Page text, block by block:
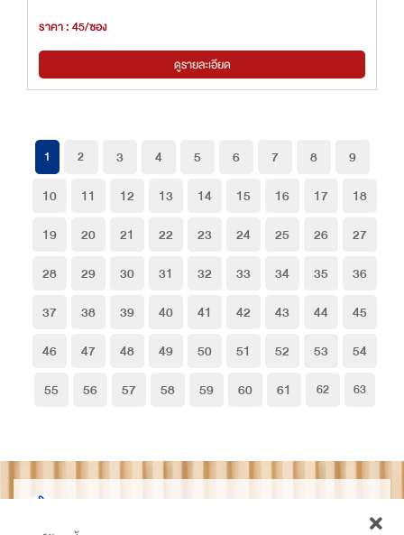
ราคา : 45/ซอง
ดูรายละเอียด
1 2 3 4 5 6 7 8
9
10
11 12 13 14 15 16 17
18
19
20 21 22 23 24 25 26
27
28
29 30 31 32 33 34 35
36
37
38 39 40 41 42 43 44
45
46
47 48 49 50 51 52 53
54
55
56 57 58 59 60 61 62 63
ไทยเด็ด